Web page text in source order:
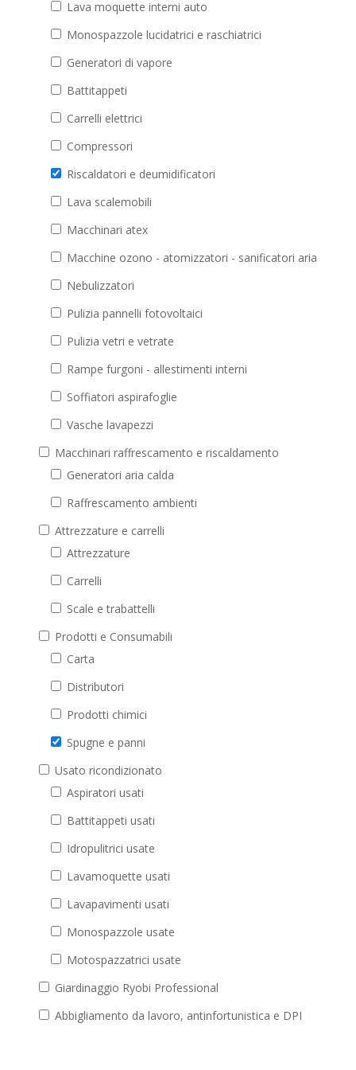
Lava moquette interni auto
Monospazzole lucidatrici e raschiatrici
Generatori di vapore
Battitappeti
Carrelli elettrici
Compressori
Riscaldatori e deumidificatori
Lava scalemobili
Macchinari atex
Macchine ozono - atomizzatori - sanificatori aria
Nebulizzatori
Pulizia pannelli fotovoltaici
Pulizia vetri e vetrate
Rampe furgoni - allestimenti interni
Soffiatori aspirafoglie
Vasche lavapezzi
Macchinari raffrescamento e riscaldamento
Generatori aria calda
Raffrescamento ambienti
Attrezzature e carrelli
Attrezzature
Carrelli
Scale e trabattelli
Prodotti e Consumabili
Carta
Distributori
Prodotti chimici
Spugne e panni
Usato ricondizionato
Aspiratori usati
Battitappeti usati
Idropulitrici usate
Lavamoquette usati
Lavapavimenti usati
Monospazzole usate
Motospazzatrici usate
Giardinaggio Ryobi Professional
Abbigliamento da lavoro, antinfortunistica e DPI